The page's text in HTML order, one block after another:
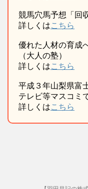
競馬穴馬予想「回
詳しくはこちら
優れた人材の育
（大人の塾）
詳しくはこちら
平成３年山梨県富
テレビ等マスコミ
詳しくはこちら